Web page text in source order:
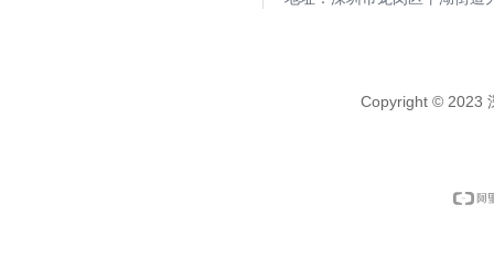
Copyright © 2023